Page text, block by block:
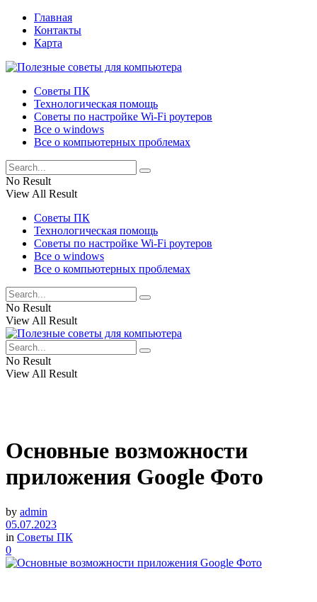
Главная
Контакты
Карта
Советы ПК
Технологическая помощь
Советы по настройке Wi-Fi роутеров
Все о windows
Все о компьютерных проблемах
No Result
View All Result
Советы ПК
Технологическая помощь
Советы по настройке Wi-Fi роутеров
Все о windows
Все о компьютерных проблемах
No Result
View All Result
No Result
View All Result
Основные возможности
приложения Google Фото
by admin
05.07.2023
in Советы ПК
0